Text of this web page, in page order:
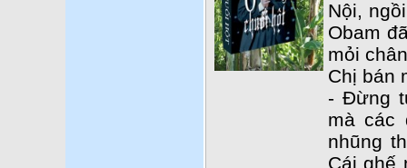
Nội,
Obam
mỏi
Chị bán
- Đừng
mà các
nhũng
Cái ghế